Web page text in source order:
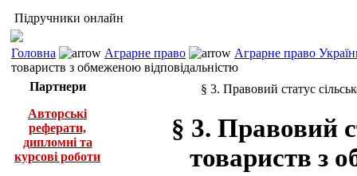
Підручники онлайн
Головна Аграрне право
Аграрне право
товариств з обмеженою відповідальністю
Партнери
Авторські
реферати,
дипломні та
курсові роботи
§ 3. Правовий статус
§ 3. Правовий
товариств з